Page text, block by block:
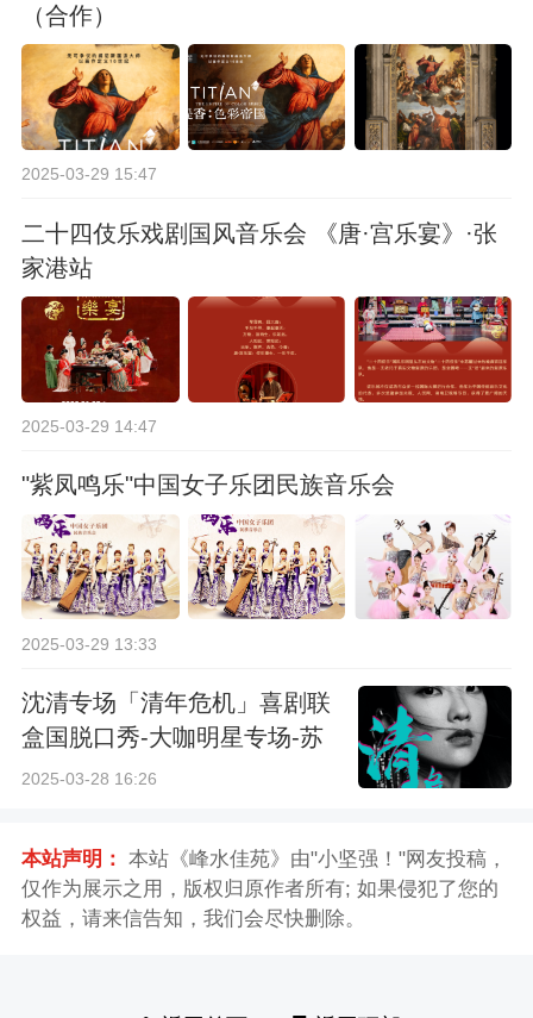
（合作）
2025-03-29 15:47
二十四伎乐戏剧国风音乐会 《唐·宫乐宴》·张
家港站
2025-03-29 14:47
"紫凤鸣乐"中国女子乐团民族音乐会
2025-03-29 13:33
沈清专场「清年危机」喜剧联
盒国脱口秀-大咖明星专场-苏
州站
2025-03-28 16:26
本站声明： 本站《峰水佳苑》由"小坚强！"网友投稿，
仅作为展示之用，版权归原作者所有; 如果侵犯了您的
权益，请来信告知，我们会尽快删除。